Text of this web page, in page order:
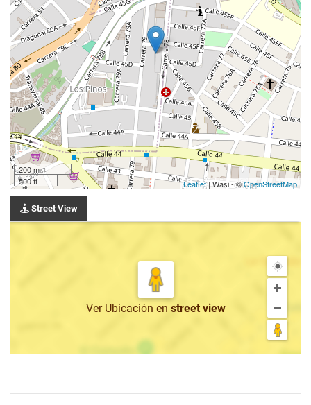
200 m
500 ft
Leaflet| Wasi - ©OpenStreetMap
Street View
Ver Ubicación en street view